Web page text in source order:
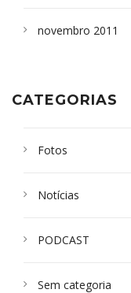
novembro 2011
CATEGORIAS
Fotos
Notícias
PODCAST
Sem categoria